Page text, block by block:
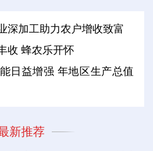
深加工助力农户增收致富
收 蜂农乐开怀
日益增强 年地区生产总值
新推荐